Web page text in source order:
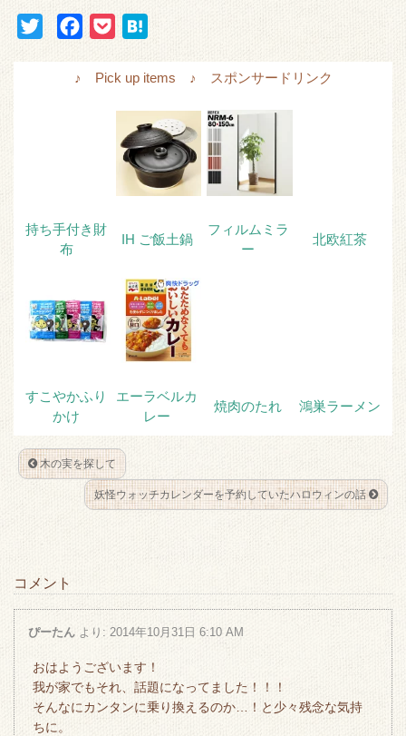
c
t
n
a
♪ Pick up items ♪ スポンサードリンク
持ち手付き財
布
IH ご飯土鍋
フィルムミラ
ー
北欧紅茶
すこやかふり
かけ
エーラベルカ
レー
焼肉のたれ 鴻巣ラーメン
木の実を探して
妖怪ウォッチカレンダーを予約していたハロウィンの話
コメント
ぴーたん より: 2014年10月31日 6:10 AM
おはようございます！
我が家でもそれ、話題になってました！！！
そんなにカンタンに乗り換えるのか…！と少々残念な気持
ちに。